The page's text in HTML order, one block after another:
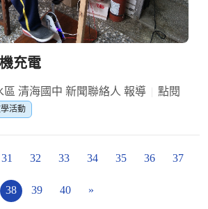
充電
區 清海國中 新聞聯絡人 報導
點閱
活動
31 32 33 34 35 36 37
38 39 40 »